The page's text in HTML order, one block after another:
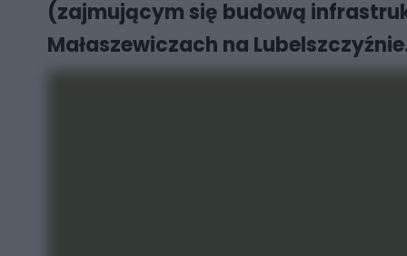
(zajmującym się budową
Małaszewiczach na